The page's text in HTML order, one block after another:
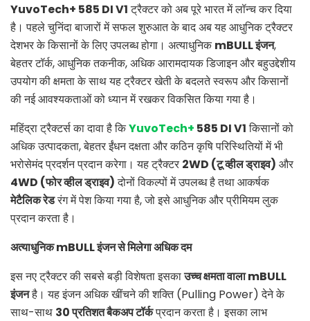
YuvoTech+ 585 DI V1ट्रैक्टर को अब पूरे भारत में लॉन्च कर दिया
है। पहले चुनिंदा बाजारों में सफल शुरुआत के बाद अब यह आधुनिक ट्रैक्टर
देशभर के किसानों के लिए उपलब्ध होगा। अत्याधुनिकmBULLइंजन,
बेहतर टॉर्क, आधुनिक तकनीक, अधिक आरामदायक डिजाइन और बहुउद्देशीय
उपयोग की क्षमता के साथ यह ट्रैक्टर खेती के बदलते स्वरूप और किसानों
की नई आवश्यकताओं को ध्यान में रखकर विकसित किया गया है।
महिंद्रा ट्रैक्टर्स का दावा है किYuvoTech+ 585 DI V1किसानों को
अधिक उत्पादकता, बेहतर ईंधन दक्षता और कठिन कृषि परिस्थितियों में भी
भरोसेमंद प्रदर्शन प्रदान करेगा। यह ट्रैक्टर 2WD (टू व्हील ड्राइव) और
4WD (फोर व्हील ड्राइव)दोनों विकल्पों में उपलब्ध है तथा आकर्षक
मेटैलिक रेडरंग में पेश किया गया है, जो इसे आधुनिक और प्रीमियम लुक
प्रदान करता है।
अत्याधुनिकmBULLइंजन से मिलेगा अधिक दम
इस नए ट्रैक्टर की सबसे बड़ी विशेषता इसकाउच्च क्षमता वालाmBULL
इंजनहै। यह इंजन अधिक खींचने की शक्ति (Pulling Power) देने के
साथ-साथ 30प्रतिशत बैकअप टॉर्कप्रदान करता है। इसका लाभ